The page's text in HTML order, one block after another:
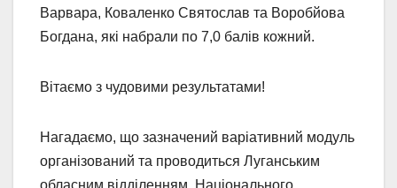
Варвара, Коваленко Святослав та Воробйова
Богдана, які набрали по 7,0 балів кожний.
Вітаємо з чудовими результатами!
Нагадаємо, що зазначений варіативний модуль
організований та проводиться Луганським
обласним відділенням Національного